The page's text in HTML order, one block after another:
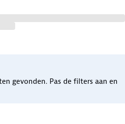
gevonden. Pas de filters aan en